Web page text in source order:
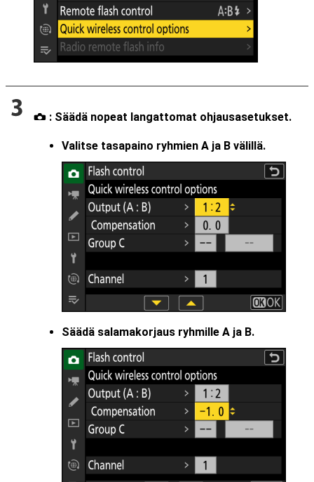
C : Säädä nopeat langattomat ohjausasetukset.
Valitse tasapaino ryhmien A ja B välillä.
Säädä salamakorjaus ryhmille A ja B.